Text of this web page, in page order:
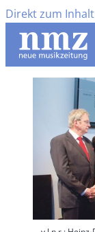
Direkt zum Inhalt